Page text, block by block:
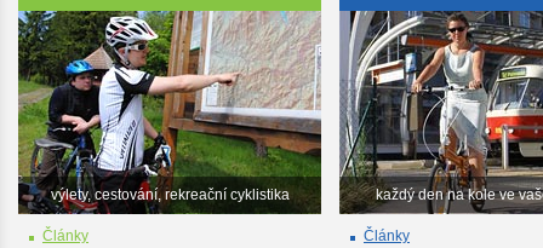
výlety, cestování, rekreační cyklistika
Články
každý den na kole ve
Články